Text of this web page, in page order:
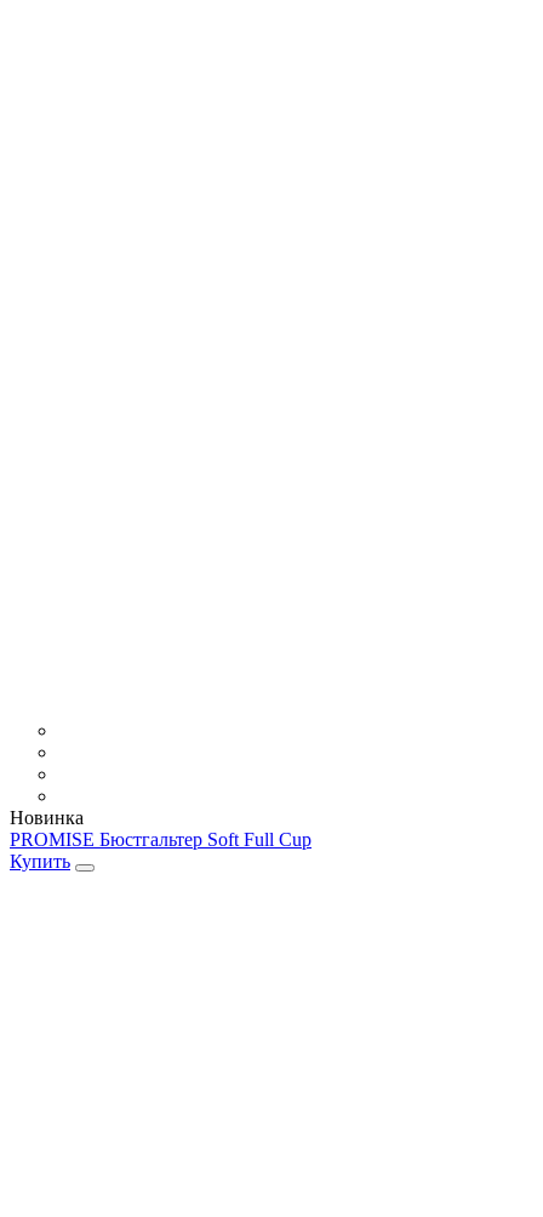
Новинка
PROMISE Бюстгальтер Soft Full Cup
Купить